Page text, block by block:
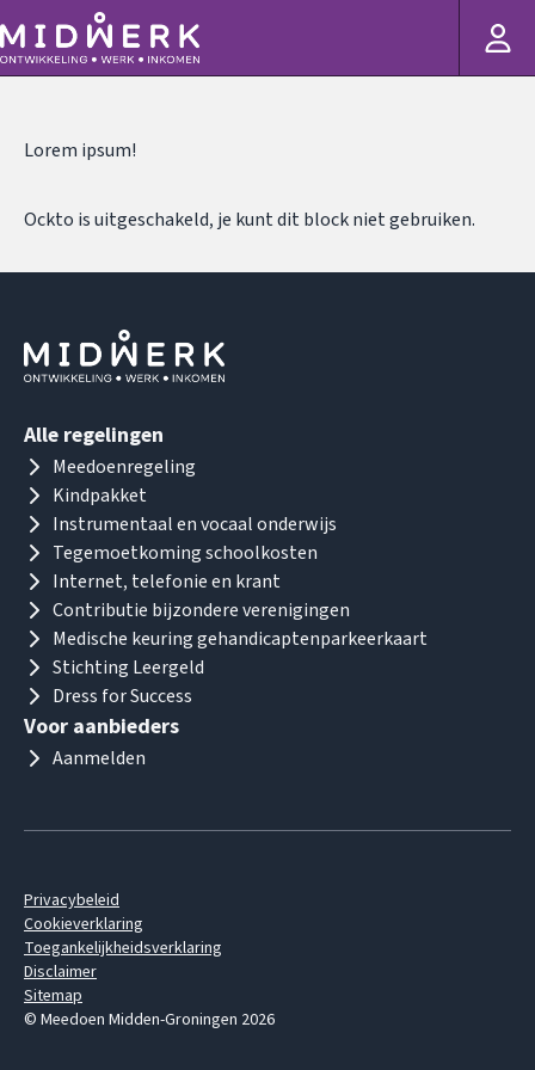
Lorem ipsum!
Ockto is uitgeschakeld, je kunt dit block niet gebruiken.
Alle regelingen
Meedoenregeling
Kindpakket
Instrumentaal en vocaal onderwijs
Tegemoetkoming schoolkosten
Internet, telefonie en krant
Contributie bijzondere verenigingen
Medische keuring gehandicaptenparkeerkaart
Stichting Leergeld
Dress for Success
Voor aanbieders
Aanmelden
Privacybeleid
Cookieverklaring
Toegankelijkheidsverklaring
Disclaimer
Sitemap
© Meedoen Midden-Groningen 2026